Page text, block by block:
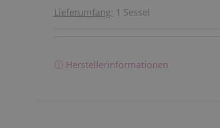
Lieferumfang: 1 Sessel
ⓘ Herstellerinformationen